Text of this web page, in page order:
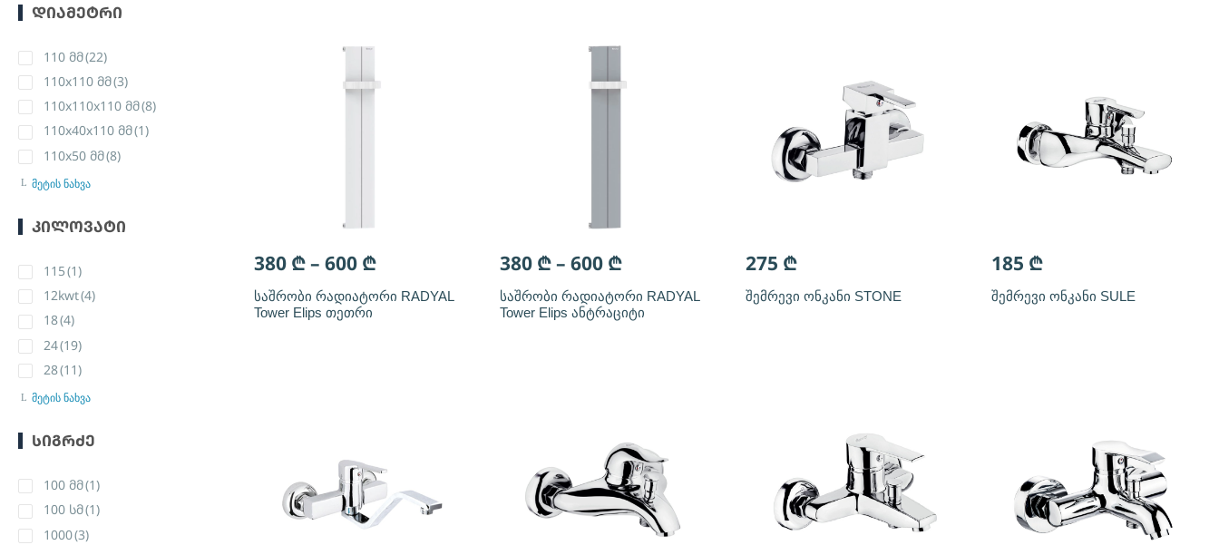
ᲓᲘᲐᲛᲔᲢᲠᲘ
110 მმ(22)
110x110 მმ(3)
110x110x110 მმ(8)
110x40x110 მმ(1)
110x50 მმ(8)
მეტის ნახვა
ᲙᲘᲚᲝᲕᲐᲢᲘ
115(1)
12kwt(4)
18(4)
24(19)
28(11)
მეტის ნახვა
ᲡᲘᲒᲠᲫᲔ
100 მმ(1)
100 სმ(1)
1000(3)
380 ₾– 600 ₾
საშრობი რადიატორი RADYAL
Tower Elips თეთრი
380 ₾– 600 ₾
საშრობი რადიატორი RADYAL
Tower Elips ანტრაციტი
275 ₾
შემრევი ონკანი STONE
185 ₾
შემრევი ონკანი SULE